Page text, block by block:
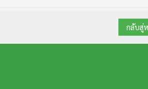
กลับสู่